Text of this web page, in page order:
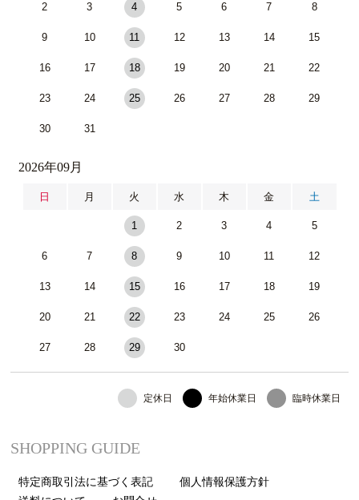
2 3 4 5 6 7 8
9 10 11 12 13 14 15
16 17 18 19 20 21 22
23 24 25 26 27 28 29
30 31
2026年09月
日 月 火 水 木 金 土
1 2 3 4 5
6 7 8 9 10 11 12
13 14 15 16 17 18 19
20 21 22 23 24 25 26
27 28 29 30
定休日 年始休業日 臨時休業日
SHOPPING GUIDE
特定商取引法に基づく表記
個人情報保護方針